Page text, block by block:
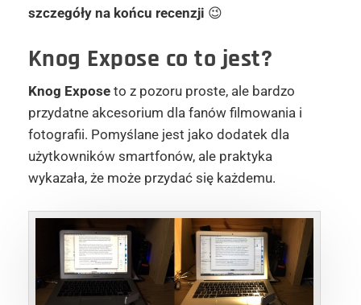
szczegóły na końcu recenzji 😉
Knog Expose co to jest?
Knog Exposeto z pozoru proste, ale bardzo
przydatne akcesorium dla fanów filmowania i
fotografii. Pomyślane jest jako dodatek dla
użytkowników smartfonów, ale praktyka
wykazała, że może przydać się każdemu.